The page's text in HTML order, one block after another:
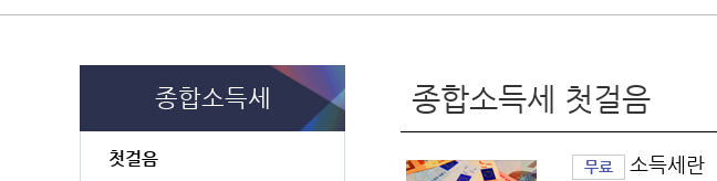
종합소득세
첫걸음
종합소득세 첫걸음
무료 소득세란